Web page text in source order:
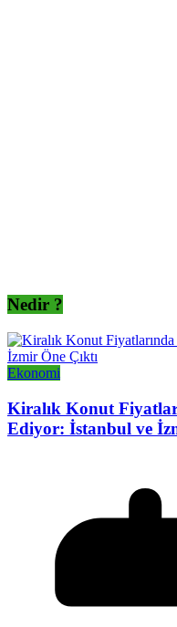
Nedir ?
Ekonomi
Kiralık Konut
Ediyor: İstanbul ve